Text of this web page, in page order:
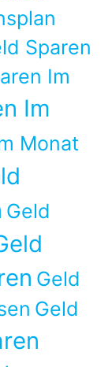
Sparen
Im
Im
Monat
Geld
Geld
Geld